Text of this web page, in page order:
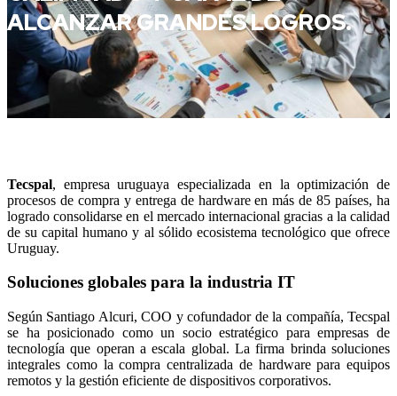
ALCANZAR GRANDES LOGROS.
Tecspal, empresa uruguaya especializada en la optimización de
procesos de compra y entrega de hardware en más de 85 países, ha
logrado consolidarse en el mercado internacional gracias a la calidad
de su capital humano y al sólido ecosistema tecnológico que ofrece
Uruguay.
Soluciones globales para la industria IT
Según Santiago Alcuri, COO y cofundador de la compañía, Tecspal
se ha posicionado como un socio estratégico para empresas de
tecnología que operan a escala global. La firma brinda soluciones
integrales como la compra centralizada de hardware para equipos
remotos y la gestión eficiente de dispositivos corporativos.